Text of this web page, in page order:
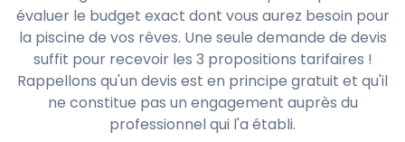
évaluer le budget exact dont vous aurez besoin pour
la piscine de vos rêves. Une seule demande de devis
suffit pour recevoir les 3 propositions tarifaires !
Rappellons qu'un devis est en principe gratuit et qu'il
ne constitue pas un engagement auprès du
professionnel qui l'a établi.